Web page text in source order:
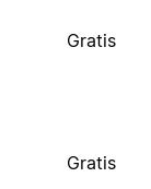
Gratis
Gratis